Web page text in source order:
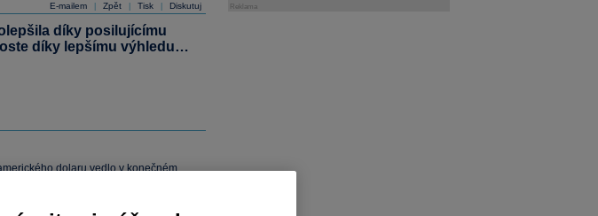
E-mailem Zpět Tisk Diskutuj
díky posilujícímu
díky lepšímu výhledu…
dolaru vedlo v konečném
Reklama